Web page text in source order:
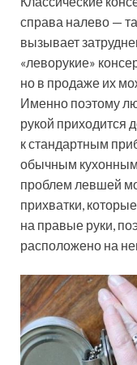
справа налево —
вызывает
«леворукие»
но в продаже их
Именно поэтому
рукой приходится
к стандартным
обычным кухонным
проблем левшей
прихватки,
на правые руки,
расположено на